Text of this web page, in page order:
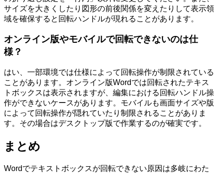
サイズを大きくしたり図形の前後関係を変えたりして表示領
域を確保すると回転ハンドルが現れることがあります。
オンライン版やモバイルで回転できないのは仕
様？
はい、一部環境では仕様によって回転操作が制限されている
ことがあります。オンライン版Wordでは回転されたテキス
トボックスは表示されますが、編集における回転ハンドル操
作ができないケースがあります。モバイルも画面サイズや版
によって回転操作が隠れていたり制限されることがありま
す。その場合はデスクトップ版で作業するのが確実です。
まとめ
Wordでテキストボックスが回転できない原因は多岐にわた